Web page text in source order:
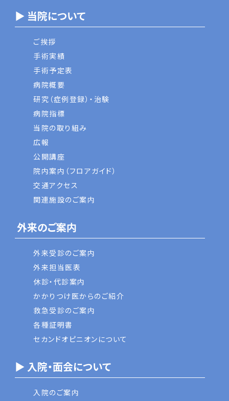
▶ 当院について
ご挨拶
手術実績
手術予定表
病院概要
研究（症例登録）・治験
病院指標
当院の取り組み
広報
公開講座
院内案内（フロアガイド）
交通アクセス
関連施設のご案内
外来のご案内
外来受診のご案内
外来担当医表
休診・代診案内
かかりつけ医からのご紹介
救急受診のご案内
各種証明書
セカンドオピニオンについて
▶ 入院・面会について
入院のご案内